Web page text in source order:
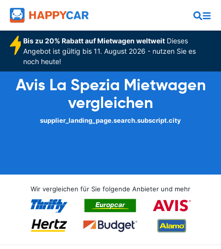
Bis zu 20% Rabatt auf Mietwagen weltweitDieses
Angebot ist gültig bis 11. August 2026 - nutzen Sie es
noch heute!
Avis La Spezia Mietwagen
vergleichen
supplier_landing_page.search.subscript.city
Wir vergleichen für Sie folgende Anbieter und mehr